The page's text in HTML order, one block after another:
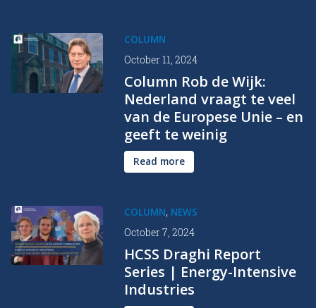
COLUMN
October 11, 2024
Column Rob de Wijk:
Nederland vraagt te veel
van de Europese Unie – en
geeft te weinig
Read more
COLUMN, NEWS
October 7, 2024
HCSS Draghi Report
Series | Energy-Intensive
Industries